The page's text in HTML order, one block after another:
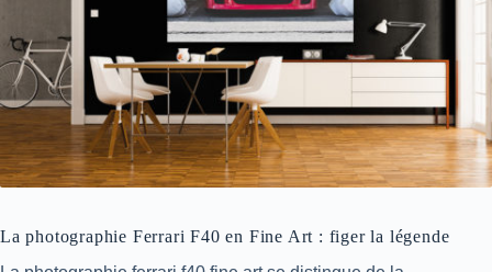
La photographie Ferrari F40 en Fine Art : figer la légende